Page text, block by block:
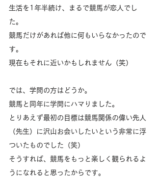
生活を1年半続け、まるで競馬が恋人でし
た。
競馬だけがあれば他に何もいらなかったので
す。
現在もそれに近いかもしれません（笑）
では、学問の方はどうか。
競馬と同年に学問にハマりました。
とりあえず最初の目標は競馬関係の偉い先人
（先生）に沢山お会いしたいという非常に浮
ついたものでした（笑）
そうすれば、競馬をもっと楽しく観られるよ
うになれると思ったからです。